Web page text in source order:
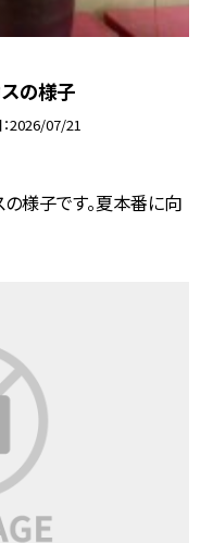
の様子
2026/07/21
様子です。夏本番に向